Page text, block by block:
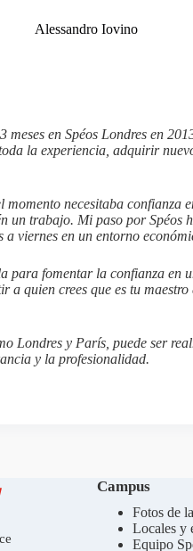
Alessandro Iovino
meses en Spéos Londres en
la experiencia, adquirir
momento necesitaba confianza
un trabajo. Mi paso por Spéos
viernes en un entorno
para fomentar la confianza en
a quien crees que es tu
Londres y París, puede ser
y la profesionalidad.
Campus
Fotos de
Locales y
Equipo